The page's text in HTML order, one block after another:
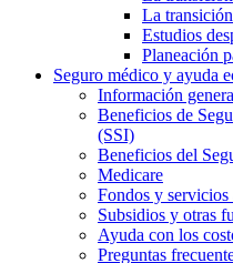
La
Estudios
Planeación
Seguro médico y ayuda
Información
Beneficios de
(SSI)
Beneficios del
Medicare
Fondos y servicios
Subsidios y otras
Ayuda con los
Preguntas